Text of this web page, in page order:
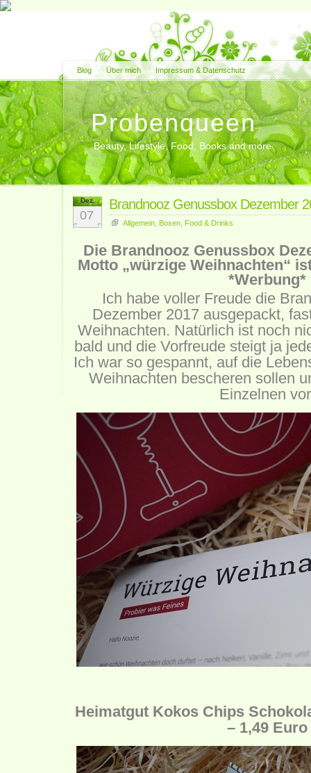
Blog Über mich Impressum & Datenschutz
Probenqueen
Beauty, Lifestyle, Food, Books and more
Dez.
07
Brandnooz Genussbox Dezember
Allgemein Boxen Food & Drinks
Die Brandnooz Genussbox
Motto „würzige Weihnachten“
*Werbung*
Ich habe voller Freude die
Dezember 2017 ausgepackt,
Weihnachten. Natürlich ist noch
bald und die Vorfreude steigt ja
Ich war so gespannt, auf die
Weihnachten bescheren sollen
Einzelnen
Heimatgut Kokos Chips
– 1,49 Euro